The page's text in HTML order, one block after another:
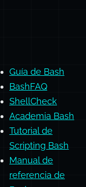
Guía de Bash
BashFAQ
ShellCheck
Academia Bash
Tutorial de
Scripting Bash
Manual de
referencia de